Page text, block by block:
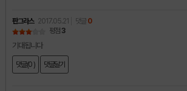
판그라스 2017.05.21 댓글 0
평점 3
기대됩니다
댓글(0 ) 댓글달기